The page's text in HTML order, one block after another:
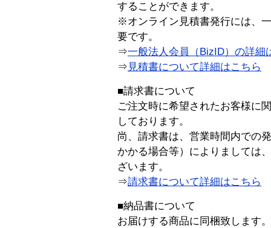
することができます。
※オンライン見積書発行には、
要です。
⇒一般法人会員（BizID）の詳細
⇒ 見積書について詳細はこちら
■請求書について
ご注文時に希望されたお客様に
しております。
尚、請求書は、営業時間内での
かかる場合等）によりましては
ざいます。
⇒請求書について詳細はこちら
■納品書について
お届けする商品に同梱致します。